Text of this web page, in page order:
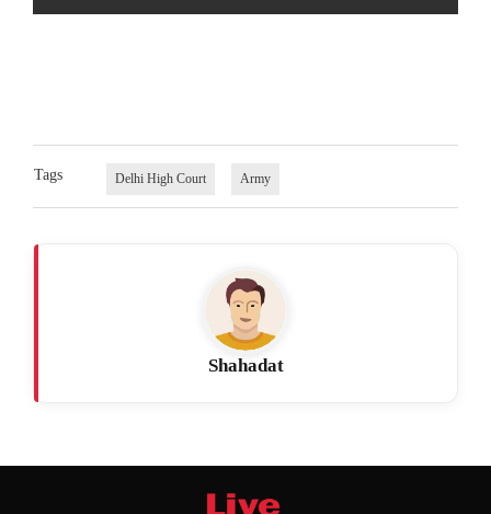
Tags Delhi High Court Army
Shahadat